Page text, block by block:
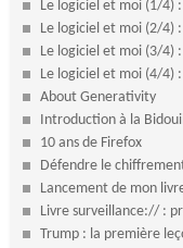
Le logiciel et moi (1/4)
Le logiciel et moi (2/4)
Le logiciel et moi (3/4)
Le logiciel et moi (4/4)
About Generativity
Introduction à la
10 ans de Firefox
Défendre le
Lancement de mon
Livre surveillance:// :
Trump : la première